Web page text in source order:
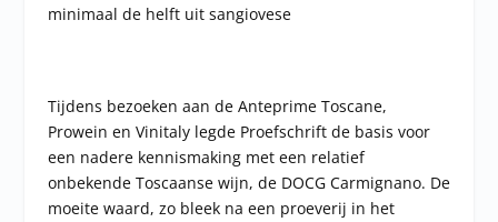
minimaal de helft uit sangiovese
Tijdens bezoeken aan de Anteprime Toscane,
Prowein en Vinitaly legde Proefschrift de basis voor
een nadere kennismaking met een relatief
onbekende Toscaanse wijn, de DOCG Carmignano. De
moeite waard, zo bleek na een proeverij in het